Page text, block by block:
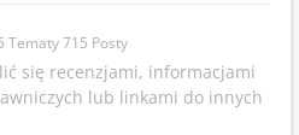
Tematy 715 Posty
się recenzjami, informacjami
lub linkami do innych